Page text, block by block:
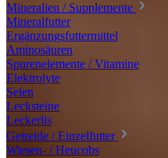
Mineralien / Supplemente
Mineralfutter
Ergänzungsfuttermittel
Aminosäuren
Spurenelemente / Vitamine
Elektrolyte
Selen
Lecksteine
Leckerlis
Getreide / Einzelfutter
Wiesen- / Heucobs